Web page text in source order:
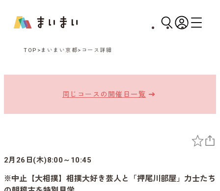
TOP まいまい京都 コース詳細
同じコースの開催日一覧
2月26日(木)8:00～10:45
※中止【大相撲】相撲大好き芸人と「押尾川部屋」力士たち